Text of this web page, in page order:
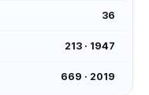
36
213 · 1947
669 · 2019